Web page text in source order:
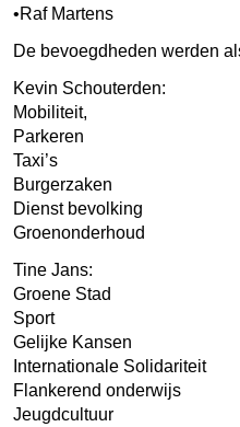
•Raf Martens
De bevoegdheden werden
Kevin Schouterden:
Mobiliteit,
Parkeren
Taxi’s
Burgerzaken
Dienst bevolking
Groenonderhoud
Tine Jans:
Groene Stad
Sport
Gelijke Kansen
Internationale Solidariteit
Flankerend onderwijs
Jeugdcultuur